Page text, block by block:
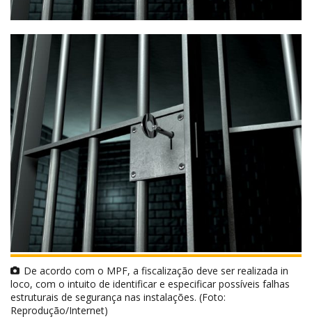
De acordo com o MPF, a fiscalização deve ser realizada in
loco, com o intuito de identificar e especificar possíveis falhas
estruturais de segurança nas instalações. (Foto:
Reprodução/Internet)